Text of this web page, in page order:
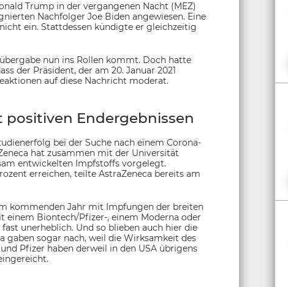
Trump in der vergangenen Nacht (MEZ)
Nachfolger Joe Biden angewiesen. Eine
ein. Stattdessen kündigte er gleichzeitig
nun ins Rollen kommt. Doch hatte
der Präsident, der am 20. Januar 2021
auf diese Nachricht moderat.
Endergebnissen
bei der Suche nach einem Corona-
hat zusammen mit der Universität
entwickelten Impfstoffs vorgelegt.
erreichen, teilte AstraZeneca bereits am
kommenden Jahr mit Impfungen der breiten
einem Biontech/Pfizer-, einem Moderna oder
unerheblich. Und so blieben auch hier die
gaben sogar nach, weil die Wirksamkeit des
Pfizer haben derweil in den USA übrigens